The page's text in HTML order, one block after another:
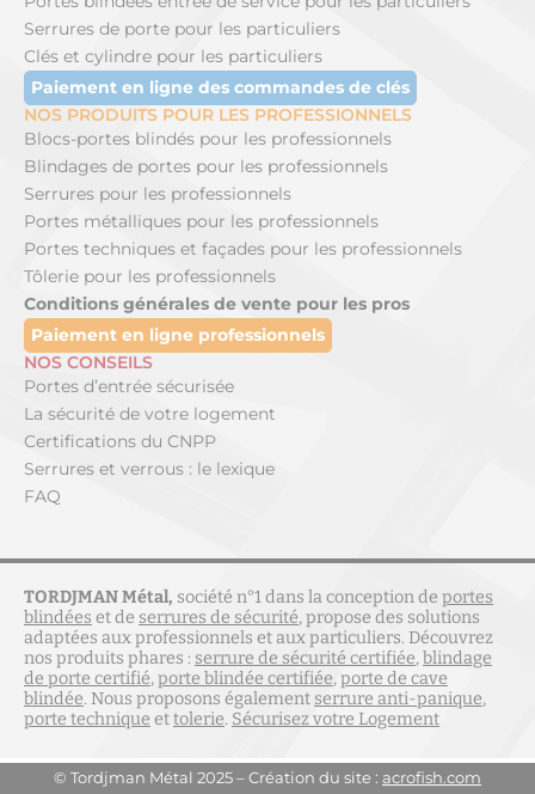
Serrures de porte pour les particuliers
Clés et cylindre pour les particuliers
Paiement en ligne des commandes de clés
NOS PRODUITS POUR LES PROFESSIONNELS
Blocs-portes blindés pour les professionnels
Blindages de portes pour les professionnels
Serrures pour les professionnels
Portes métalliques pour les professionnels
Portes techniques et façades pour les professionnels
Tôlerie pour les professionnels
Conditions générales de vente pour les pros
Paiement en ligne professionnels
NOS CONSEILS
Portes d’entrée sécurisée
La sécurité de votre logement
Certifications du CNPP
Serrures et verrous : le lexique
FAQ
TORDJMAN Métal, société n°1 dans la conception de portes
blindées et de serrures de sécurité, propose des solutions
adaptées aux professionnels et aux particuliers. Découvrez
nos produits phares : serrure de sécurité certifiée,blindage
de porte certifié,porte blindée certifiée,porte de cave
blindée. Nous proposons également serrure anti-panique,
porte technique ettolerie. Sécurisez votre Logement
© Tordjman Métal 2025 – Création du site : acrofish.com